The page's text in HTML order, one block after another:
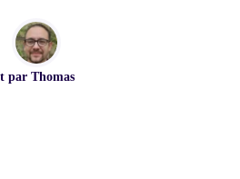
par Thomas